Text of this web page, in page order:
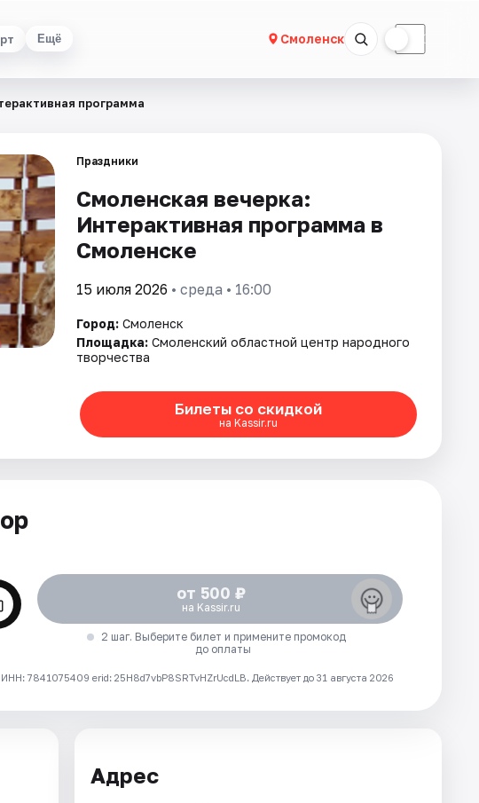
Ещё Смоленск ☾
программа
Праздники
Смоленская вечерка:
Интерактивная программа в
Смоленске
15 июля 2026 • среда • 16:00
Город: Смоленск
Площадка: Смоленский областной центр народного
творчества
Билеты со скидкой
на Kassir.ru
от 500 ₽
на Kassir.ru
2 шаг. Выберите билет и примените промокод
до оплаты
7841075409 erid: 25H8d7vbP8SRTvHZrUcdLB. Действует до 31 августа 2026
Адрес